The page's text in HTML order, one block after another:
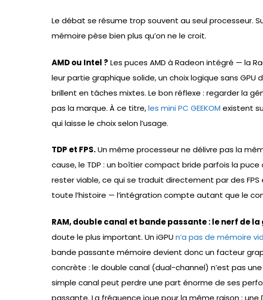
Le débat se résume trop souvent au seul processeur.
mémoire pèse bien plus qu’on ne le croit.
AMD ou Intel ? Les puces AMD à Radeon intégré — la
leur partie graphique solide, un choix logique sans
brillent en tâches mixtes. Le bon réflexe : regarder la
pas la marque. À ce titre,les mini PC GEEKOM existent
qui laisse le choix selon l’usage.
TDP et FPS.Un même processeur ne délivre pas la
cause, le TDP : un boîtier compact bride parfois la
rester viable, ce qui se traduit directement par des
toute l’histoire — l’intégration compte autant que le
RAM, double canal et bande passante : le nerf de
doute le plus important. Un iGPUn’a pas de mémoire
bande passante mémoire devient donc un facteur
concrète : le double canal (dual-channel) n’est pas
simple canal peut perdre une part énorme de ses
passante. La fréquence joue pour la même raison :